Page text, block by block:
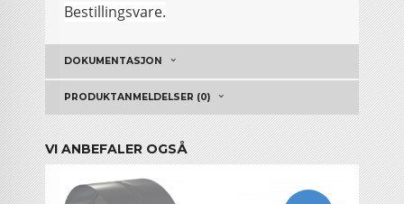
Bestillingsvare.
DOKUMENTASJON
PRODUKTANMELDELSER (0)
VI ANBEFALER OGSÅ